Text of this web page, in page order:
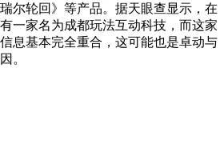
尔轮回》等产品。据天眼查显示，在
一家名为成都玩法互动科技，而这家
息基本完全重合，这可能也是卓动与
。